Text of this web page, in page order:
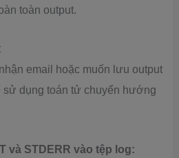
toàn output.
email hoặc muốn lưu output
sử dụng toán tử chuyển hướng
và STDERR vào tệp log: